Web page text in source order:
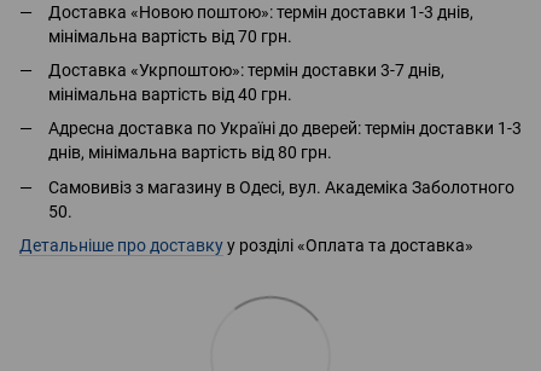
Доставка «Новою поштою»: термін доставки 1-3 днів,
мінімальна вартість від 70 грн.
Доставка «Укрпоштою»: термін доставки 3-7 днів,
мінімальна вартість від 40 грн.
Адресна доставка по Україні до дверей: термін доставки 1-3
днів, мінімальна вартість від 80 грн.
Самовивіз з магазину в Одесі, вул. Академіка Заболотного
50.
Детальніше про доставкуу розділі «Оплата та доставка»